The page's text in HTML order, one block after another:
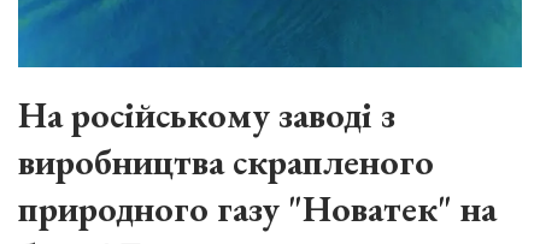
На російському заводі з
виробництва скрапленого
природного газу "Новатек" на